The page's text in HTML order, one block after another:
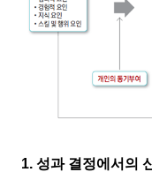
1.성과 결정에서의